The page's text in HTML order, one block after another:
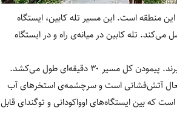
این منطقه است. این مسیر تله‌ کابین، ایستگاه
می‌کند. تله کابین در میانه‌ی راه و در ایستگاه
کابین‌های تله‌ کابین هر یک دقیقه یکبار از ایستگاه گذر کرده و نزدیک ۱۰ نفر درون‌شان جای می‌گیرند. پیمودن کل مسیر ۳۰ دقیقه‌ای طول می‌کشد.
فعال آتش‌فشانی است و سرچشمه‌ی استخرهای آب
که بین ایستگاه‌های اوواکودانی و توگندای قابل